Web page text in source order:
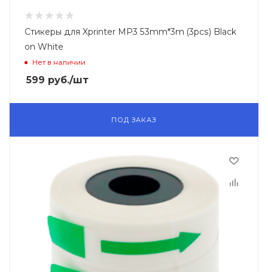
Стикеры для Xprinter MP3 53mm*3m (3pcs) Black
on White
Нет в наличии
599 руб./шт
ПОД ЗАКАЗ